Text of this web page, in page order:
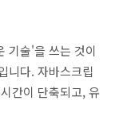
기술'을 쓰는 것이
니다. 자바스크립
간이 단축되고, 유